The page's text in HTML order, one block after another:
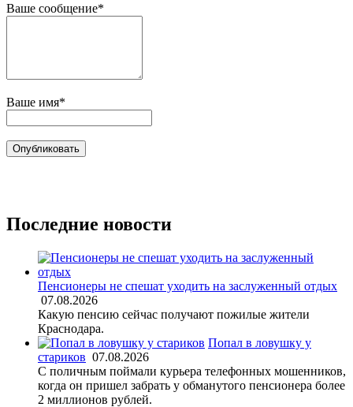
Ваше сообщение*
Ваше имя*
Последние новости
Пенсионеры не спешат уходить на заслуженный отдых
07.08.2026
Какую пенсию сейчас получают пожилые жители
Краснодара.
Попал в ловушку у
стариков 07.08.2026
С поличным поймали курьера телефонных мошенников,
когда он пришел забрать у обманутого пенсионера более
2 миллионов рублей.